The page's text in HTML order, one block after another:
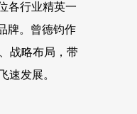
各行业精英一
牌。曾德钧作
战略布局，带
速发展。